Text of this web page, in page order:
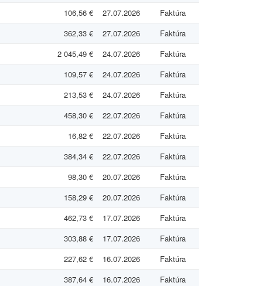
106,56 € 27.07.2026
Faktúra
362,33 € 27.07.2026
Faktúra
2 045,49 € 24.07.2026
Faktúra
109,57 € 24.07.2026
Faktúra
213,53 € 24.07.2026
Faktúra
458,30 € 22.07.2026
Faktúra
16,82 € 22.07.2026
Faktúra
384,34 € 22.07.2026
Faktúra
98,30 € 20.07.2026
Faktúra
158,29 € 20.07.2026
Faktúra
462,73 € 17.07.2026
Faktúra
303,88 € 17.07.2026
Faktúra
227,62 € 16.07.2026
Faktúra
387,64 € 16.07.2026
Faktúra